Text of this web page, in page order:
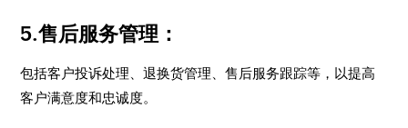
5.售后服务管理 ：
包括客户投诉处理、退换货管理、售后服务跟踪等，以提高
客户满意度和忠诚度。